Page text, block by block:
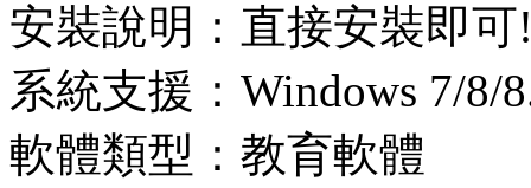
安裝說明：直接安裝即可
系統支援：Windows 7/8/
軟體類型：教育軟體